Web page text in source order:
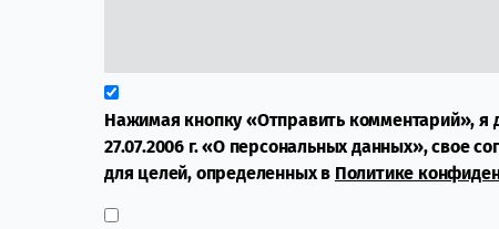
Нажимая кнопку «Отправить комментарий»,
27.07.2006 г. «О персональных данных», свое
для целей, определенных в Политике